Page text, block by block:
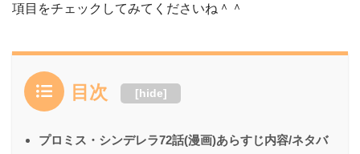
項目をチェックしてみてくださいね＾＾
目次 [hide]
プロミス・シンデレラ72話(漫画)あらすじ内容/ネタバ